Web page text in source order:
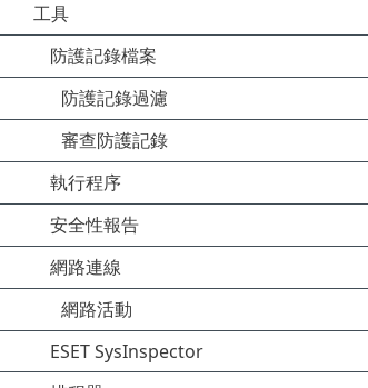
工具
防護記錄檔案
防護記錄過濾
審查防護記錄
執行程序
安全性報告
網路連線
網路活動
ESET SysInspector